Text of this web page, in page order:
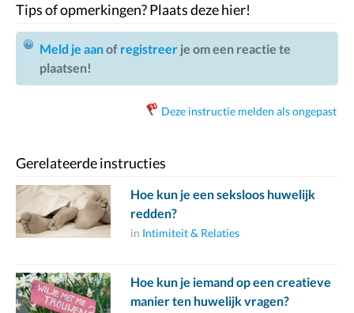
Tips of opmerkingen? Plaats deze hier!
Meld je aanof registreer je om een reactie te
plaatsen!
Deze instructie melden als ongepast
Gerelateerde instructies
Hoe kun je een seksloos huwelijk
redden?
in Intimiteit & Relaties
Hoe kun je iemand op een creatieve
manier ten huwelijk vragen?